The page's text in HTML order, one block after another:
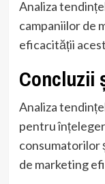
Analiza
campaniilor de
eficacității
Concluzii
Analiza
pentru
consumatorilor
de marketing